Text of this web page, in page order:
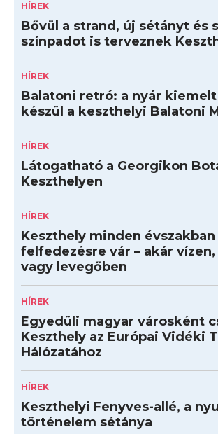
HÍREK
Bővül a strand, új sétányt és
színpadot is terveznek
HÍREK
Balatoni retró: a nyár
készül a keszthelyi Balatoni
HÍREK
Látogatható a Georgikon
Keszthelyen
HÍREK
Keszthely minden évszakban
felfedezésre vár – akár
vagy levegőben
HÍREK
Egyedüli magyar városként
Keszthely az Európai Vidéki
Hálózatához
HÍREK
Keszthelyi Fenyves-allé, a
történelem sétánya